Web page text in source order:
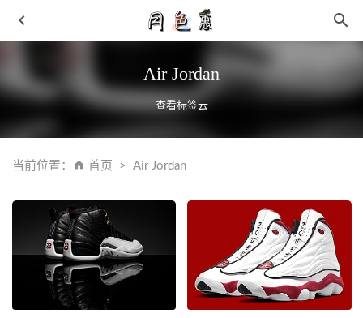
Air Jordan
查看标签云
当前位置： 首页 Air Jordan
AJ36承受多大体重 aj36实战效果测评
2021-09-12
饥饿营销？川久保玲CDG x 匡威特殊蓝色版，本周限量开
抢！ 2021-06-01
安踏全新 KT7 鞋款谍照疑似曝光，夸张异形碳板 2021-07-
09